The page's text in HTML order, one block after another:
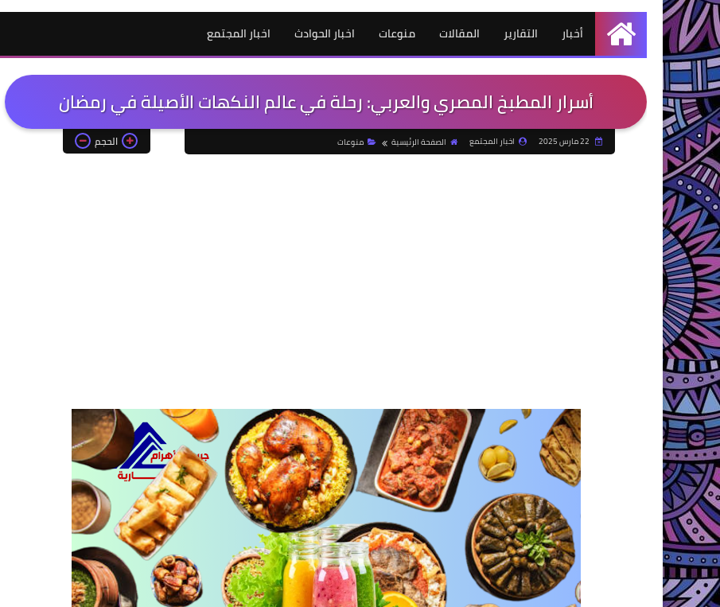
الرئيسية
أخبار التقارير المقالات منوعات اخبار الحوادث اخبار المجتمع
أسرار المطبخ المصري والعربي: رحلة في عالم النكهات الأصيلة في رمضان
اخبار المجتمع الصفحة الرئيسية منوعات الحجم